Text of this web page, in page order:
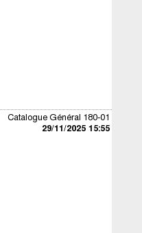
Catalogue Général 180-01
29/11/2025 15:55